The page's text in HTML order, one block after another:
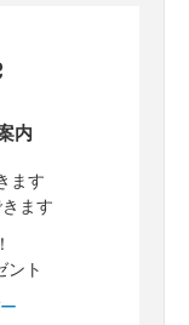
内
ます
ます
ント